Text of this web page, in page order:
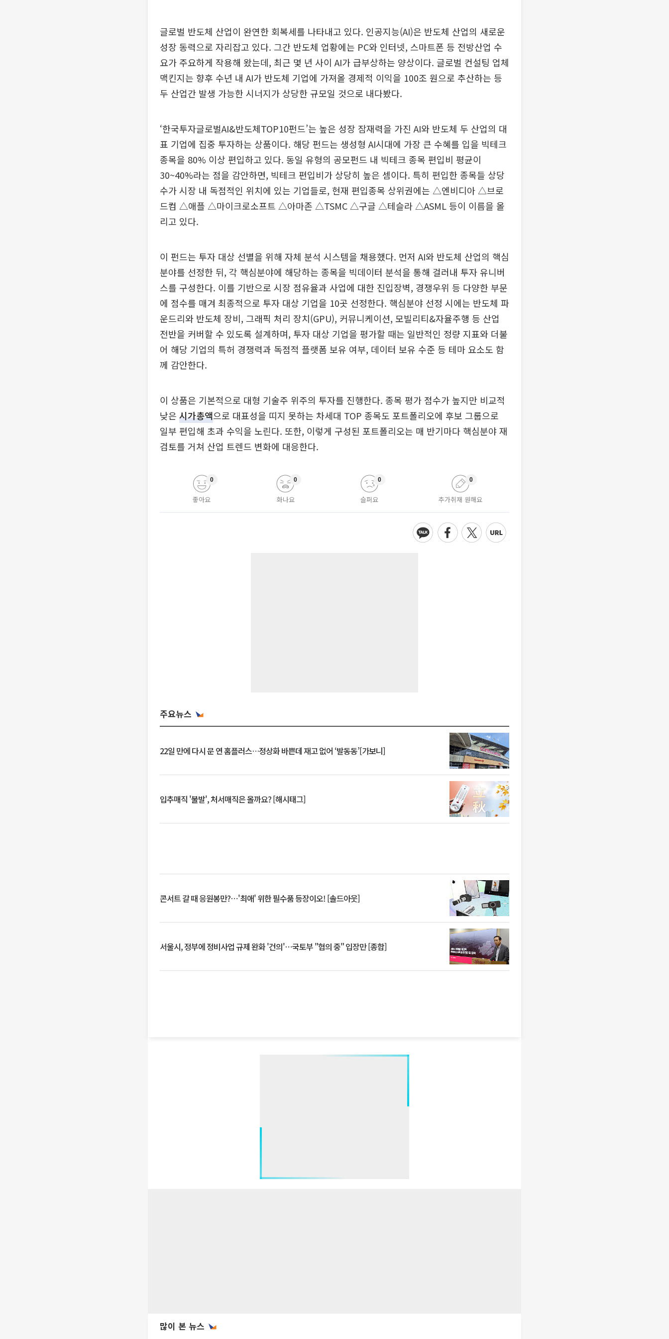
글로벌 반도체 산업이 완연한 회복세를 나타내고 있다. 인공지능(AI)은 반도체 산업의 새로운
성장 동력으로 자리잡고 있다. 그간 반도체 업황에는 PC와 인터넷, 스마트폰 등 전방산업 수
요가 주요하게 작용해 왔는데, 최근 몇 년 사이 AI가 급부상하는 양상이다. 글로벌 컨설팅 업체
맥킨지는 향후 수년 내 AI가 반도체 기업에 가져올 경제적 이익을 100조 원으로 추산하는 등
두 산업간 발생 가능한 시너지가 상당한 규모일 것으로 내다봤다.
‘한국투자글로벌AI&반도체TOP10펀드’는 높은 성장 잠재력을 가진 AI와 반도체 두 산업의 대
표 기업에 집중 투자하는 상품이다. 해당 펀드는 생성형 AI시대에 가장 큰 수혜를 입을 빅테크
종목을 80% 이상 편입하고 있다. 동일 유형의 공모펀드 내 빅테크 종목 편입비 평균이
30~40%라는 점을 감안하면, 빅테크 편입비가 상당히 높은 셈이다. 특히 편입한 종목들 상당
수가 시장 내 독점적인 위치에 있는 기업들로, 현재 편입종목 상위권에는 △엔비디아 △브로
드컴 △애플 △마이크로소프트 △아마존 △TSMC △구글 △테슬라 △ASML 등이 이름을 올
리고 있다.
이 펀드는 투자 대상 선별을 위해 자체 분석 시스템을 채용했다. 먼저 AI와 반도체 산업의 핵심
분야를 선정한 뒤, 각 핵심분야에 해당하는 종목을 빅데이터 분석을 통해 걸러내 투자 유니버
스를 구성한다. 이를 기반으로 시장 점유율과 사업에 대한 진입장벽, 경쟁우위 등 다양한 부문
에 점수를 매겨 최종적으로 투자 대상 기업을 10곳 선정한다. 핵심분야 선정 시에는 반도체 파
운드리와 반도체 장비, 그래픽 처리 장치(GPU), 커뮤니케이션, 모빌리티&자율주행 등 산업
전반을 커버할 수 있도록 설계하며, 투자 대상 기업을 평가할 때는 일반적인 정량 지표와 더불
어 해당 기업의 특허 경쟁력과 독점적 플랫폼 보유 여부, 데이터 보유 수준 등 테마 요소도 함
께 감안한다.
이 상품은 기본적으로 대형 기술주 위주의 투자를 진행한다. 종목 평가 점수가 높지만 비교적
낮은 시가총액으로 대표성을 띠지 못하는 차세대 TOP 종목도 포트폴리오에 후보 그룹으로
일부 편입해 초과 수익을 노린다. 또한, 이렇게 구성된 포트폴리오는 매 반기마다 핵심분야 재
검토를 거쳐 산업 트렌드 변화에 대응한다.
좋아요
0
화나요
0
슬퍼요
0
추가취재 원해요
0
주요뉴스
22일 만에 다시 문 연 홈플러스…정상화 바쁜데 재고 없어 ‘발동동’[가보니]
입추매직 '불발', 처서매직은 올까요? [해시태그]
콘서트 갈 때 응원봉만?⋯'최애' 위한 필수품 등장이오! [솔드아웃]
서울시, 정부에 정비사업 규제 완화 '건의'⋯국토부 "협의 중" 입장만 [종합]
많이 본 뉴스